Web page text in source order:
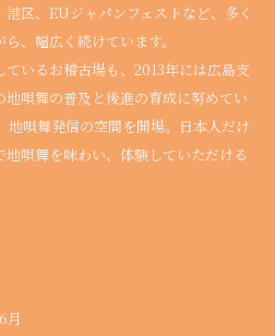
区、EUジャパンフェストなど、多く
、幅広く続けています。
いるお稽古場も、2013年には広島支
唄舞の普及と後進の育成に努めてい
地唄舞発信の空間を開場。日本人だけ
唄舞を味わい、体験していただける
月